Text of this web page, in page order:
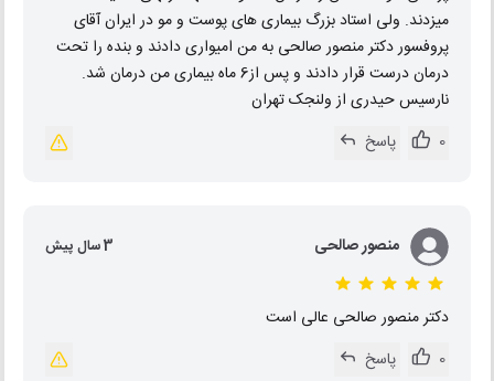
میزدند. ولی استاد بزرگ بیماری های پوست و مو در ایران آقای
پروفسور دکتر منصور صالحی به من امیواری دادند و بنده را تحت
درمان درست قرار دادند و پس از6 ماه بیماری من درمان شد.
نارسیس حیدری از ولنجک تهران
0
پاسخ
منصور صالحی 3 سال پیش
دکتر منصور صالحی عالی است
0
پاسخ